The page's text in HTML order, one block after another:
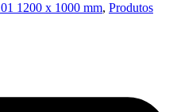
1200 x 1000 mm, Produtos